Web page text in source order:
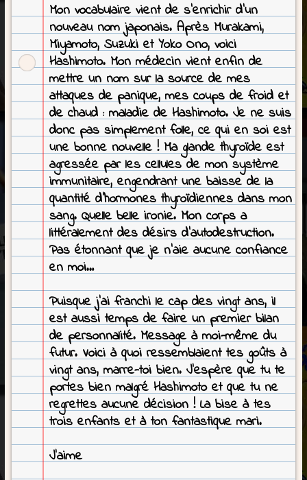
Mon vocabulaire vient de s’enrichir d’un
nouveau nom japonais. Après Murakami,
Miyamoto, Suzuki et Yoko Ono, voici
Hashimoto. Mon médecin vient enfin de
mettre un nom sur la source de mes
attaques de panique, mes coups de froid et
de chaud : maladie de Hashimoto. Je ne suis
donc pas simplement folle, ce qui en soi est
une bonne nouvelle ! Ma glande thyroïde est
agressée par les cellules de mon système
immunitaire, engendrant une baisse de la
quantité d’hormones thyroïdiennes dans mon
sang. Quelle belle ironie. Mon corps a
littéralement des désirs d’autodestruction.
Pas étonnant que je n’aie aucune confiance
en moi…
Puisque j’ai franchi le cap des vingt ans, il
est aussi temps de faire un premier bilan
de personnalité. Message à moi-même du
futur. Voici à quoi ressemblaient tes goûts à
vingt ans, marre-toi bien. J’espère que tu te
portes bien malgré Hashimoto et que tu ne
regrettes aucune décision ! La bise à tes
trois enfants et à ton fantastique mari.
J’aime